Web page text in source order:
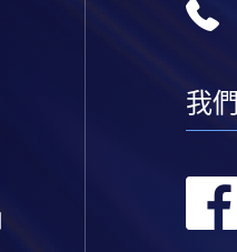
我